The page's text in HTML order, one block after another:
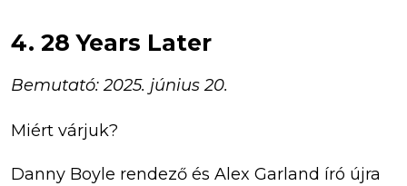
4. 28 Years Later
Bemutató: 2025. június 20.
Miért várjuk?
Danny Boyle rendező és Alex Garland író újra